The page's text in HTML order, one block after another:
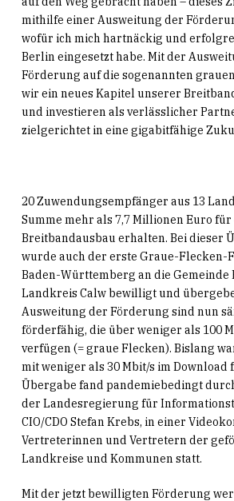
mithilfe einer Ausweitung der
wofür ich mich hartnäckig und
Berlin eingesetzt habe. Mit der
Förderung auf die sogenannten
wir ein neues Kapitel unserer
und investieren als verlässlicher
zielgerichtet in eine gigabitfähige
20 Zuwendungsempfänger aus 13
Summe mehr als 7,7 Millionen Euro
Breitbandausbau erhalten. Bei dieser
wurde auch der erste Graue-Flecken-
Baden-Württemberg an die Gemeinde
Landkreis Calw bewilligt und
Ausweitung der Förderung sind nun
förderfähig, die über weniger als 100
verfügen (= graue Flecken). Bislang
mit weniger als 30 Mbit/s im Download
Übergabe fand pandemiebedingt
der Landesregierung für
CIO/CDO Stefan Krebs, in einer
Vertreterinnen und Vertretern der
Landkreise und Kommunen statt.
Mit der jetzt bewilligten Förderung